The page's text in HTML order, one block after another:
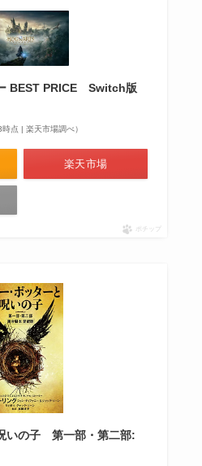
BEST PRICE Switch版
点 | 楽天市場調べ）
楽天市場
ポチップ
いの子 第一部・第二部: